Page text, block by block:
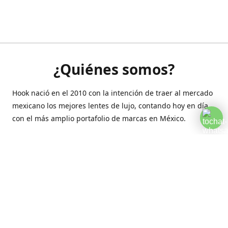
¿Quiénes somos?
Hook nació en el 2010 con la intención de traer al mercado
mexicano los mejores lentes de lujo, contando hoy en día
con el más amplio portafolio de marcas en México.